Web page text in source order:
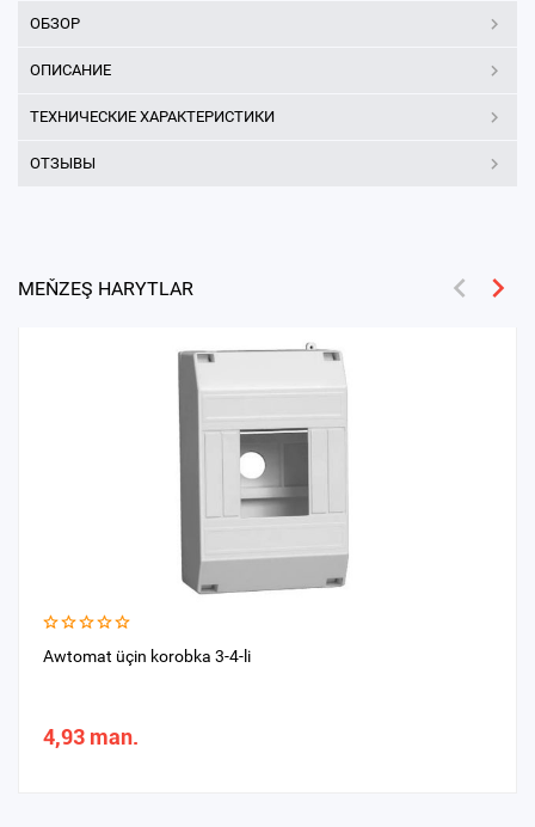
ОБЗОР
ОПИСАНИЕ
ТЕХНИЧЕСКИЕ ХАРАКТЕРИСТИКИ
ОТЗЫВЫ
MEŇZEŞ HARYTLAR
Awtomat üçin korobka 3-4-li
4,93 man.